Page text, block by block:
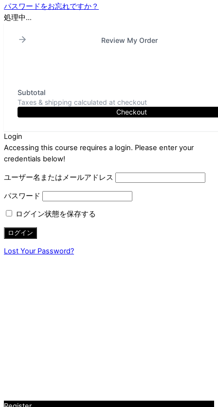
パスワードをお忘れですか？
処理中...
Review My Order
Subtotal
Taxes & shipping calculated at checkout
Checkout
Login
Accessing this course requires a login. Please enter your
credentials below!
ユーザー名またはメールアドレス
パスワード
ログイン状態を保存する
Lost Your Password?